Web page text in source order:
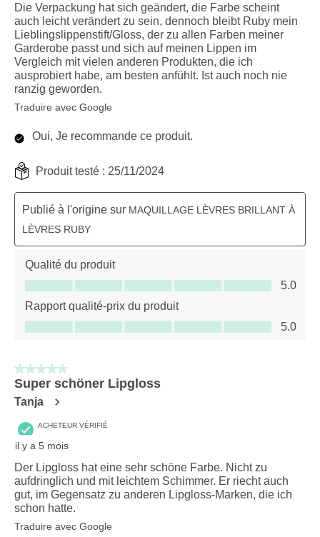
Die Verpackung hat sich geändert, die Farbe scheint
auch leicht verändert zu sein, dennoch bleibt Ruby mein
Lieblingslippenstift/Gloss, der zu allen Farben meiner
Garderobe passt und sich auf meinen Lippen im
Vergleich mit vielen anderen Produkten, die ich
ausprobiert habe, am besten anfühlt. Ist auch noch nie
ranzig geworden.
Traduire avec Google
Oui, Je recommande ce produit.
Produit testé : 25/11/2024
Publié à l'origine sur MAQUILLAGE LÈVRES BRILLANT À
LÈVRES RUBY
Qualité du produit
Qualité du produit, 5.0 sur 5
5.0
Rapport qualité-prix du produit
Rapport qualité-prix du produit, 5.0 sur 5
5.0
5 sur 5 étoiles.
Super schöner Lipgloss
Tanja
ACHETEUR VÉRIFIÉ
il y a 5 mois
Der Lipgloss hat eine sehr schöne Farbe. Nicht zu
aufdringlich und mit leichtem Schimmer. Er riecht auch
gut, im Gegensatz zu anderen Lipgloss-Marken, die ich
schon hatte.
Traduire avec Google